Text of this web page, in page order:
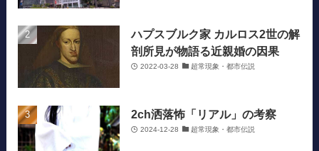
ハプスブルク家 カルロス2世の解
剖所見が物語る近親婚の因果
2022-03-28 超常現象・都市伝説
2ch洒落怖「リアル」の考察
2024-12-28 超常現象・都市伝説